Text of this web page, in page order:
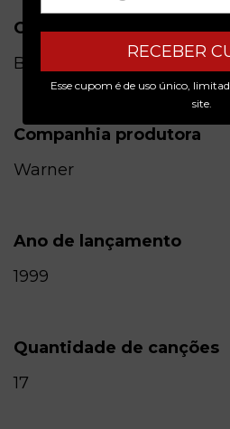
RECEBER
Esse cupom é de uso único,
site.
Origem
Brasil
Companhia produtora
Warner
Ano de lançamento
1999
Quantidade de canções
17